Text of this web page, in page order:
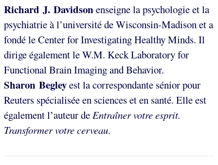
Richard J. Davidsonenseigne la psychologie et la
psychiatrie à l’université de Wisconsin-Madison et a
fondé le Center for Investigating Healthy Minds. Il
dirige également le W.M. Keck Laboratory for
Functional Brain Imaging and Behavior.
Sharon Begleyest la correspondante sénior pour
Reuters spécialisée en sciences et en santé. Elle est
également l’auteur deEntraîner votre esprit.
Transformer votre cerveau.